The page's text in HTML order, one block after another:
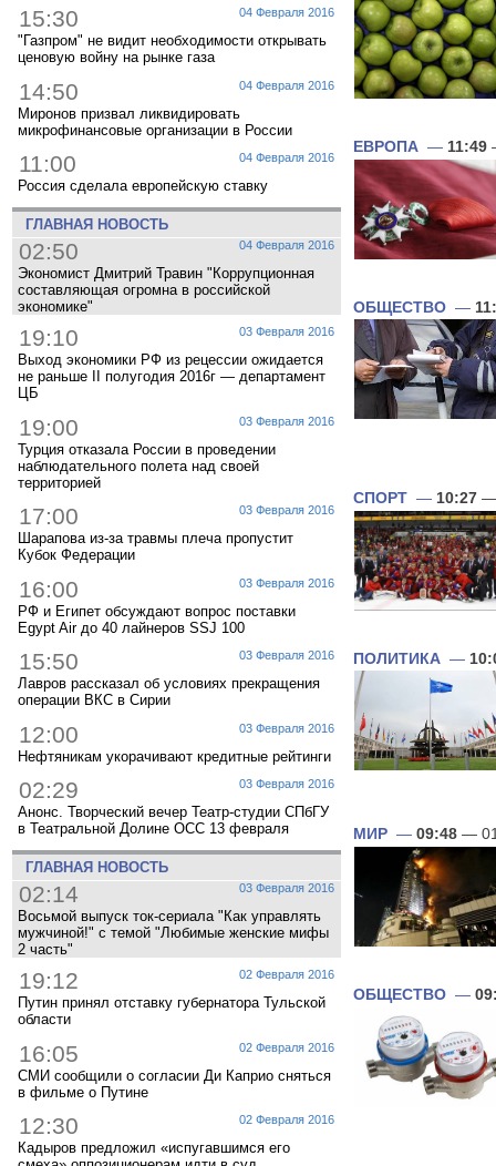
04 Февраля 2016
15:30
"Газпром" не видит необходимости открывать
ценовую войну на рынке газа
04 Февраля 2016
14:50
Миронов призвал ликвидировать
микрофинансовые организации в России
04 Февраля 2016
11:00
Россия сделала европейскую ставку
ГЛАВНАЯ НОВОСТЬ
04 Февраля 2016
02:50
Экономист Дмитрий Травин "Коррупционная
составляющая огромна в российской
экономике"
03 Февраля 2016
19:10
Выход экономики РФ из рецессии ожидается
не раньше II полугодия 2016г — департамент
ЦБ
03 Февраля 2016
19:00
Турция отказала России в проведении
наблюдательного полета над своей
территорией
03 Февраля 2016
17:00
Шарапова из-за травмы плеча пропустит
Кубок Федерации
03 Февраля 2016
16:00
РФ и Египет обсуждают вопрос поставки
Egypt Air до 40 лайнеров SSJ 100
03 Февраля 2016
15:50
Лавров рассказал об условиях прекращения
операции ВКС в Сирии
03 Февраля 2016
12:00
Нефтяникам укорачивают кредитные рейтинги
03 Февраля 2016
02:29
Анонс. Творческий вечер Театр-студии СПбГУ
в Театральной Долине ОСС 13 февраля
ГЛАВНАЯ НОВОСТЬ
03 Февраля 2016
02:14
Восьмой выпуск ток-сериала "Как управлять
мужчиной!" с темой "Любимые женские мифы
2 часть"
02 Февраля 2016
19:12
Путин принял отставку губернатора Тульской
области
02 Февраля 2016
16:05
СМИ сообщили о согласии Ди Каприо сняться
в фильме о Путине
02 Февраля 2016
12:30
Кадыров предложил «испугавшимся его
ЕВРОПА — 11:49
ОБЩЕСТВО —
СПОРТ — 10:27 —
ПОЛИТИКА —
МИР — 09:48 —
ОБЩЕСТВО —